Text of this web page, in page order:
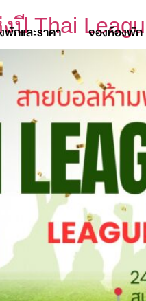
พักและราคา จองห้องพัก
ปี Thai